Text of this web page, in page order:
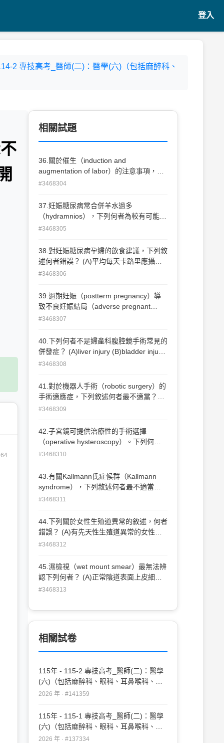
登入
2 專技高考_醫師(二)：醫學(六)（包括麻醉科、
相關試題
36.關於催生（induction and
augmentation of labor）的注意事項，下
列敘述何者最不適當？ (A)人工破水可以
(B)misoprostol（prostaglandin E 1）用
來催生有子宮破裂風險 (C)當靜脈注射
數產婦進入active phase
#3468304
37.妊娠糖尿病常合併羊水過多
（hydramnios），下列何者為較有可能之
原因？ (A)因母體高血糖致內皮細胞滲漏
中的高葡萄糖濃度 (D)因胎兒高血糖導致
胎兒腸胃道狹窄或阻塞
#3468305
38.對妊娠糖尿病孕婦的飲食建議，下列敘
述何者錯誤？ (A)平均每天卡路里應攝取
30～35 kcal/公斤 (B)根據美國婦產科醫學
中，蛋白質應占約20% (C)根據美國婦產
科醫學會（ACOG）建議，每天的飲食中
中，脂肪應占約40%
#3468306
39.過期妊娠（postterm pregnancy）導
致不良妊娠結局（adverse pregnant
outcome）不包括下列那 一情況？ (A)羊
（preeclampsia） (C)肩難產（shoulder
dystocia） (D)產後出血（postpartum
#3468307
40.下列何者不是婦產科腹腔鏡手術常見的
併發症？ (A)liver injury (B)bladder injury
(C)great vessel injury (D)thermal injury
#3468308
41.對於機器人手術（robotic surgery）的
手術適應症，下列敘述何者最不適當？
(A)子宮肌瘤手術 (B)輸卵管重建手術 (C)
#3468309
42.子宮鏡可提供治療性的手術選擇
（operative hysteroscopy）。下列何者
較少考慮使用子宮鏡來治 療？ (A)FIGO子
Type 1 (C)FIGO子宮肌瘤分期Type 2
(D)FIGO子宮肌瘤分期Type 3
#3468310
43.有關Kallmann氏症候群（Kallmann
syndrome），下列敘述何者最不適當？
(A)主要症狀為嗅覺缺失（anosmia）、性
（color blindness） (B)男性發生率高於女
性 (C)女性患者通常表現原發性閉經
#3468311
44.下列關於女性生殖道異常的敘述，何者
錯誤？ (A)有先天性生殖道異常的女性患
者，常常也併有泌尿系統的異常 (B)馬蹄
1/600 (C)有先天性生殖道異常的女性成年
患者，可能併有單側或雙側的腎發育不全
#3468312
45.濕檢視（wet mount smear）最無法辨
認下列何者？ (A)正常陰道表面上皮細胞
(B)乳酸菌（lactobacilli） (C)細菌性陰道
（Neisseria gonorrhoeae）
#3468313
相關試卷
115年 - 115-2 專技高考_醫師(二)：醫學
(六)（包括麻醉科、眼科、耳鼻喉科、婦
產科、復健科等科目及其相關臨床實例與
2026 年 · #141359
115年 - 115-1 專技高考_醫師(二)：醫學
(六)（包括麻醉科、眼科、耳鼻喉科、婦
產科、復健科等科目及其相關臨床實例與
2026 年 · #137334